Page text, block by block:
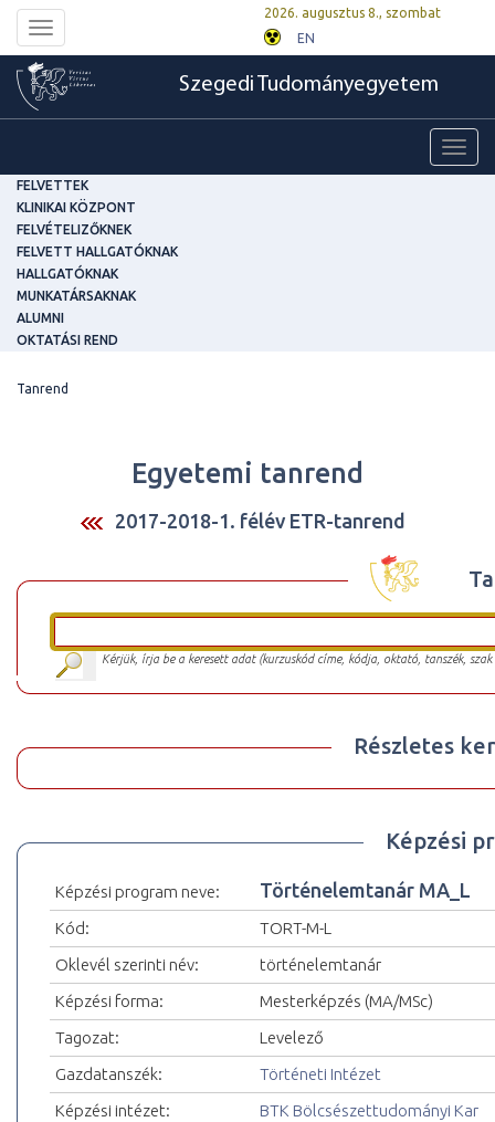
Toggle
navigation
2026. augusztus 8., szombat
EN
Szegedi Tudományegyetem
FELVETTEK
KLINIKAI KÖZPONT
FELVÉTELIZŐKNEK
FELVETT HALLGATÓKNAK
HALLGATÓKNAK
MUNKATÁRSAKNAK
ALUMNI
OKTATÁSI REND
Tanrend
Egyetemi tanrend
2017-2018-1. félév ETR-tanrend
Kérjük, írja be a keresett adat (kurzuskód címe, kódja, oktató, tanszék,
Részletes
Képzési
Képzési program neve: Történelemtanár MA_L
Kód:
TORT-M-L
Oklevél szerinti név:
történelemtanár
Képzési forma:
Mesterképzés (MA/MSc)
Tagozat:
Levelező
Gazdatanszék:
Történeti Intézet
Képzési intézet:
BTK Bölcsészettudományi Kar